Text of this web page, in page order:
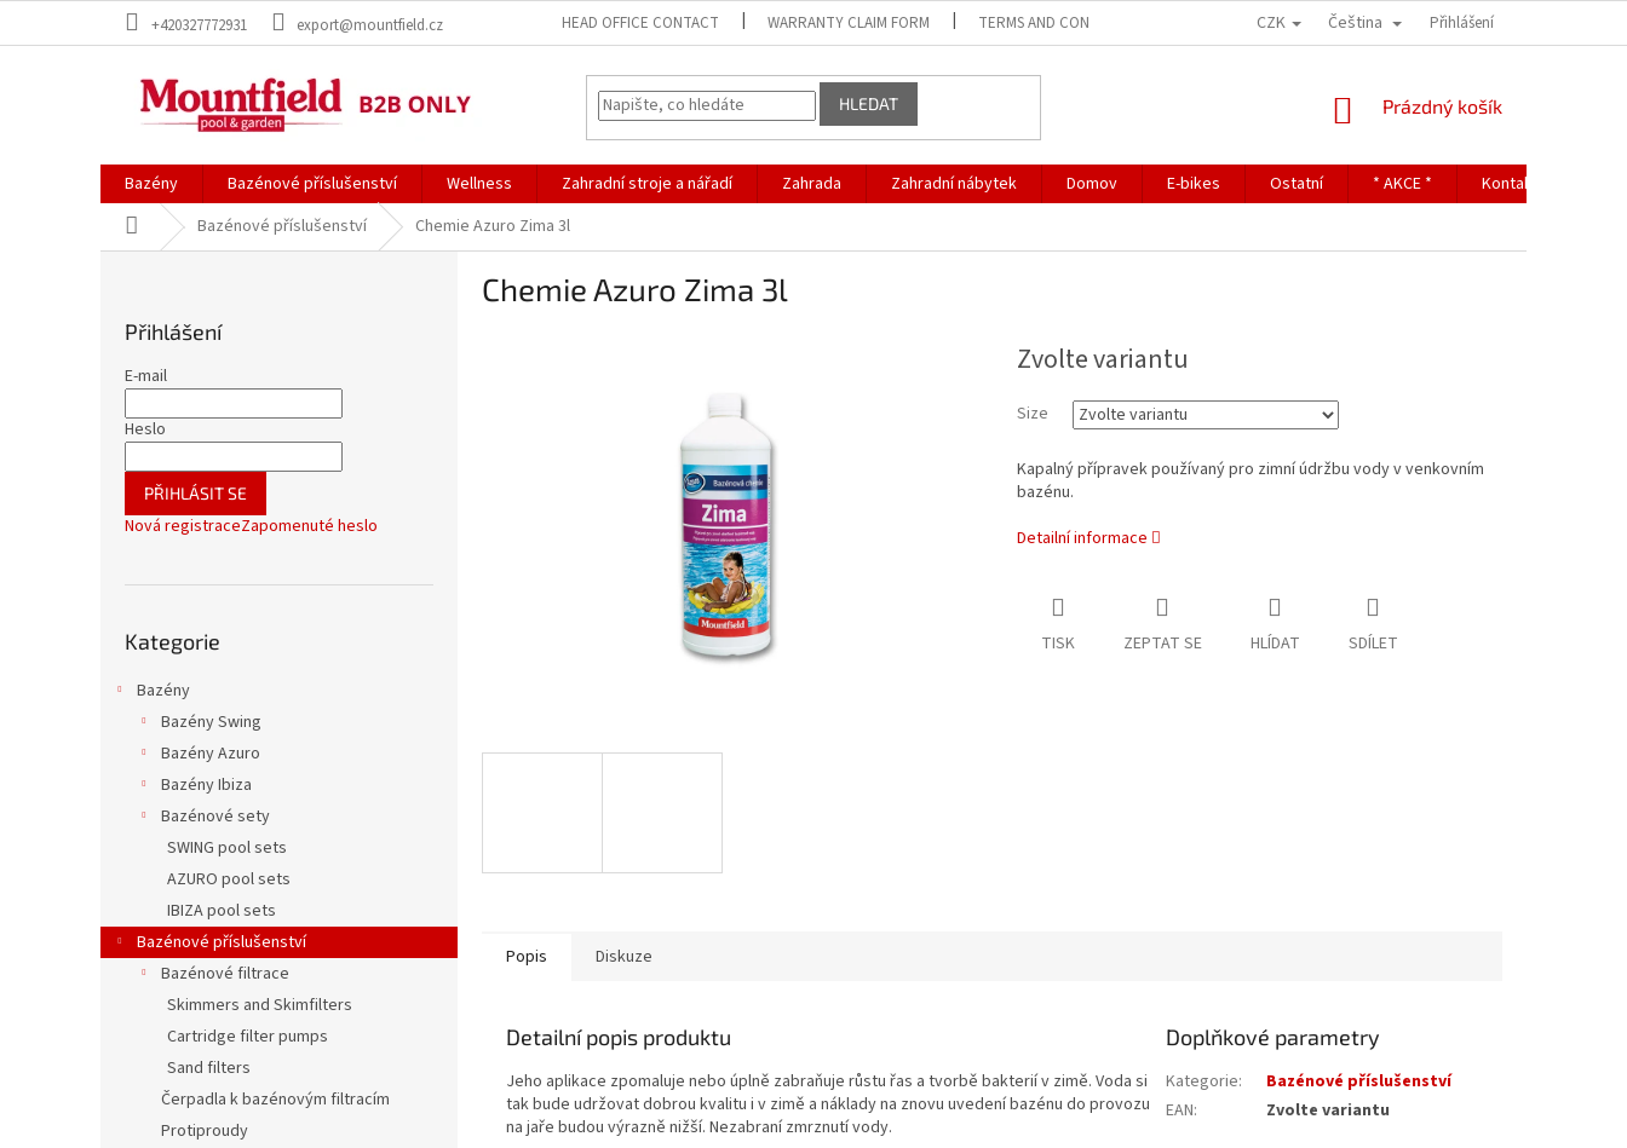
+420327772931 export@mountfield.cz HEAD OFFICE CONTACT WARRANTY CLAIM FORM TERMS AND CONDITIONS TERMS OF PERSONAL DATA PROTECTION
CZK Čeština Přihlášení
HLEDAT
NÁKUPNÍ
Prázdný košík
Bazény Bazénové příslušenství Wellness Zahradní stroje a nářadí Zahrada Zahradní nábytek Domov E-bikes Ostatní * AKCE *
Kontakty
Domů Bazénové příslušenství Chemie Azuro Zima 3l
Přihlášení
E-mail
Heslo
PŘIHLÁSIT SE
Nová registraceZapomenuté heslo
kategorie
Kategorie
Bazény
Bazény Swing
Bazény Azuro
Bazény Ibiza
Bazénové sety
SWING pool sets
AZURO pool sets
IBIZA pool sets
Bazénové příslušenství
Bazénové filtrace
Skimmers and Skimfilters
Cartridge filter pumps
Sand filters
Čerpadla k bazénovým filtracím
Protiproudy
Chemie Azuro Zima 3l
Zvolte variantu
Size
Kapalný přípravek používaný pro zimní údržbu vody v venkovním
bazénu.
Detailní informace
TISK ZEPTAT SE HLÍDAT SDÍLET
Popis Diskuze
Detailní popis produktu
Jeho aplikace zpomaluje nebo úplně zabraňuje růstu řas a tvorbě bakterií v zimě. Voda si
tak bude udržovat dobrou kvalitu i v zimě a náklady na znovu uvedení bazénu do provozu
na jaře budou výrazně nižší. Nezabraní zmrznutí vody.
Doplňkové parametry
Kategorie:
Bazénové příslušenství
EAN: Zvolte variantu